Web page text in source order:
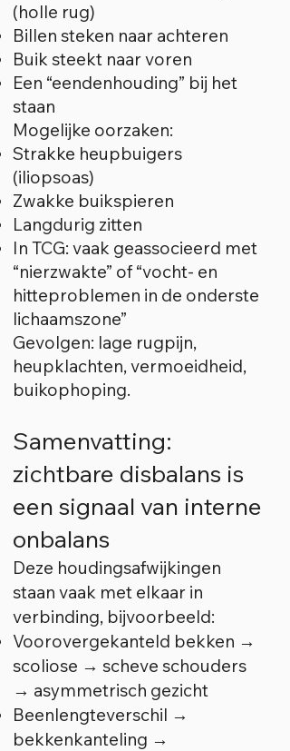
(holle rug)
Billen steken naar achteren
Buik steekt naar voren
Een “eendenhouding” bij het
staan
Mogelijke oorzaken:
Strakke heupbuigers
(iliopsoas)
Zwakke buikspieren
Langdurig zitten
In TCG: vaak geassocieerd met
“nierzwakte” of “vocht- en
hitteproblemen in de onderste
lichaamszone”
Gevolgen: lage rugpijn,
heupklachten, vermoeidheid,
buikophoping.
Samenvatting:
zichtbare disbalans is
een signaal van interne
onbalans
Deze houdingsafwijkingen
staan vaak met elkaar in
verbinding, bijvoorbeeld:
Voorovergekanteld bekken →
scoliose → scheve schouders
→ asymmetrisch gezicht
Beenlengteverschil →
bekkenkanteling →